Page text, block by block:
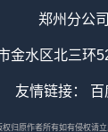
郑州分公
金水区北三环
友情链接： 百
权归原作者所有如有侵权请